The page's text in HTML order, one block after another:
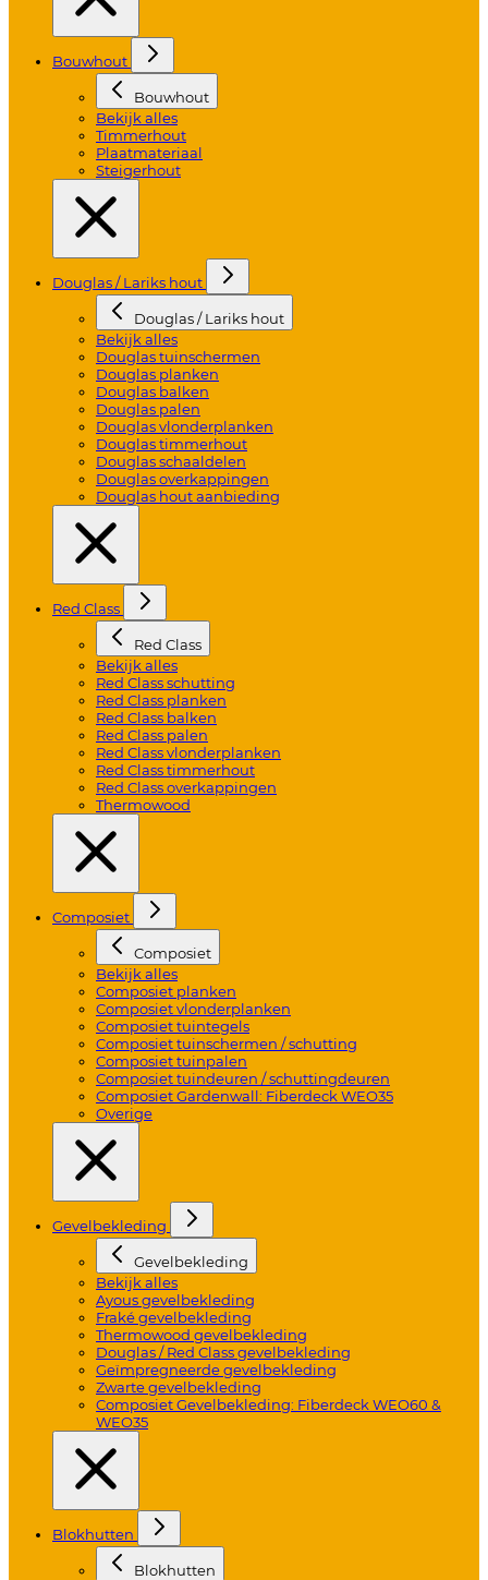
Bouwhout
Bouwhout
Bekijk alles
Timmerhout
Plaatmateriaal
Steigerhout
Douglas / Lariks hout
Douglas / Lariks hout
Bekijk alles
Douglas tuinschermen
Douglas planken
Douglas balken
Douglas palen
Douglas vlonderplanken
Douglas timmerhout
Douglas schaaldelen
Douglas overkappingen
Douglas hout aanbieding
Red Class
Red Class
Bekijk alles
Red Class schutting
Red Class planken
Red Class balken
Red Class palen
Red Class vlonderplanken
Red Class timmerhout
Red Class overkappingen
Thermowood
Composiet
Composiet
Bekijk alles
Composiet planken
Composiet vlonderplanken
Composiet tuintegels
Composiet tuinschermen / schutting
Composiet tuinpalen
Composiet tuindeuren / schuttingdeuren
Composiet Gardenwall: Fiberdeck WEO35
Overige
Gevelbekleding
Gevelbekleding
Bekijk alles
Ayous gevelbekleding
Fraké gevelbekleding
Thermowood gevelbekleding
Douglas / Red Class gevelbekleding
Geïmpregneerde gevelbekleding
Zwarte gevelbekleding
Composiet Gevelbekleding: Fiberdeck WEO60 &
WEO35
Blokhutten
Blokhutten